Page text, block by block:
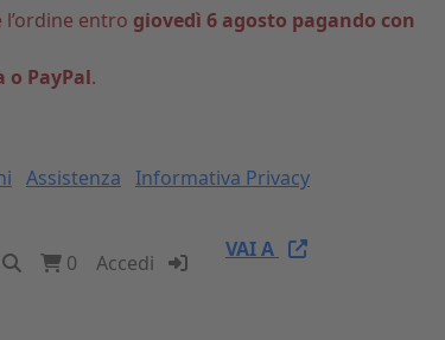
entro giovedì 6 agosto pagando con
o PayPal.
Assistenza Informativa Privacy
0 Accedi
VAI A